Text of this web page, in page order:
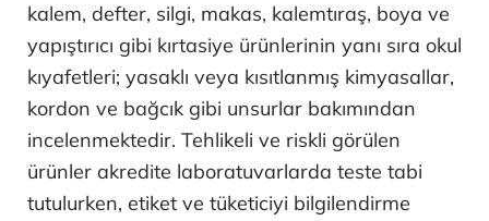
kalem, defter, silgi, makas, kalemtıraş, boya ve
yapıştırıcı gibi kırtasiye ürünlerinin yanı sıra okul
kıyafetleri; yasaklı veya kısıtlanmış kimyasallar,
kordon ve bağcık gibi unsurlar bakımından
incelenmektedir. Tehlikeli ve riskli görülen
ürünler akredite laboratuvarlarda teste tabi
tutulurken, etiket ve tüketiciyi bilgilendirme